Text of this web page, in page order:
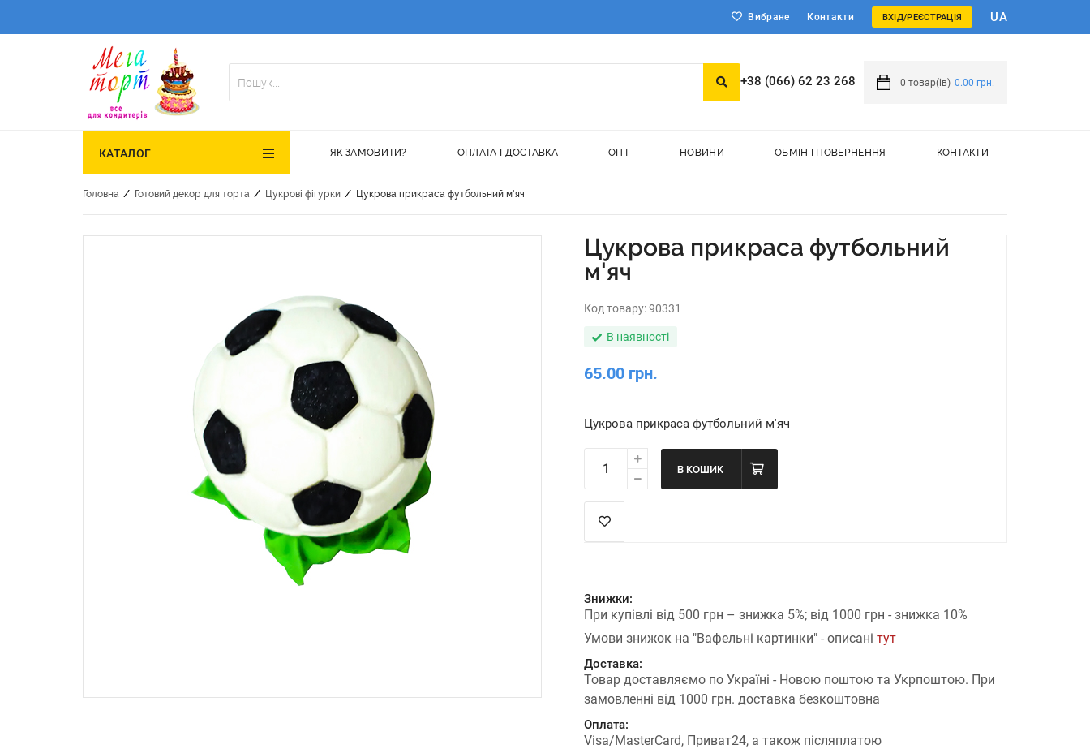
Вибране Контакти ВХІД/РЕЄСТРАЦІЯ UA
+38 (066) 62 23 268 0 товар(ів) 0.00 грн.
КАТАЛОГ ЯК ЗАМОВИТИ? ОПЛАТА І ДОСТАВКА ОПТ НОВИНИ ОБМІН І ПОВЕРНЕННЯ КОНТАКТИ
Головна / Готовий декор для торта / Цукрові фігурки / Цукрова прикраса футбольний м'яч
Цукрова прикраса футбольний
м'яч
Код товару:90331
В наявності
65.00 грн.
Цукрова прикраса футбольний м'яч
В КОШИК
Знижки:
При купівлі від 500 грн – знижка 5%; від 1000 грн - знижка 10%
Умови знижок на "Вафельні картинки" - описані тут
Доставка:
Товар доставляємо по Україні - Новою поштою та Укрпоштою. При
замовленні від 1000 грн. доставка безкоштовна
Оплата:
Visa/MasterCard, Приват24, а також післяплатою